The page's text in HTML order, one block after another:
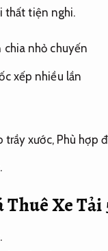
thất tiện nghi.
chia nhỏ chuyến
xếp nhiều lần
trầy xước, Phù hợp
Thuê Xe